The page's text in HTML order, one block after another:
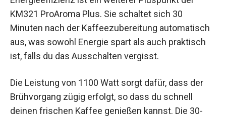
KM321 ProAroma Plus. Sie schaltet sich 30
Minuten nach der Kaffeezubereitung automatisch
aus, was sowohl Energie spart als auch praktisch
ist, falls du das Ausschalten vergisst.
Die Leistung von 1100 Watt sorgt dafür, dass der
Brühvorgang zügig erfolgt, so dass du schnell
deinen frischen Kaffee genießen kannst. Die 30-